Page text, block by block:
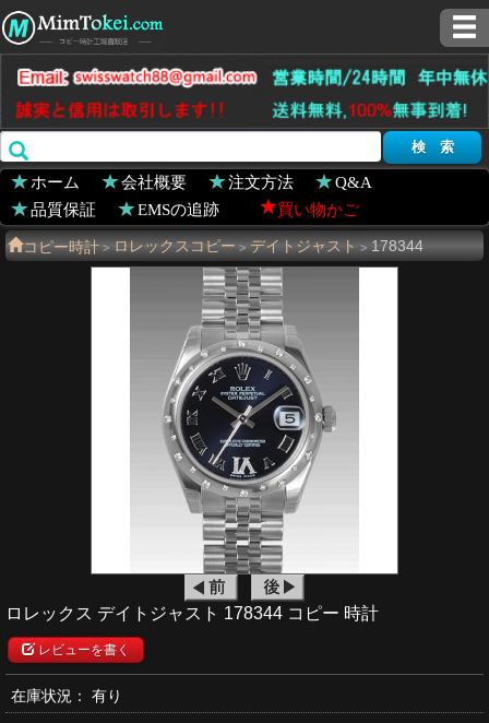
ホーム 会社概要 注文方法
Q&A
品質保証
EMSの追跡 買い物かご
コピー時計 > ロレックスコピー > デイトジャスト > 178344
ロレックス デイトジャスト 178344 コピー 時計
レビューを書く
在庫状況： 有り